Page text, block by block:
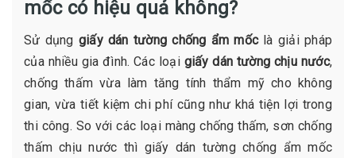
mốc có hiệu quả không?
Sử dụng giấy dán tường chống ẩm mốclà giải pháp
của nhiều gia đình. Các loại giấy dán tường chịu nước,
chống thấm vừa làm tăng tính thẩm mỹ cho không
gian, vừa tiết kiệm chi phí cũng như khá tiện lợi trong
thi công. So với các loại màng chống thấm, sơn chống
thấm chịu nước thì giấy dán tường chống ẩm mốc